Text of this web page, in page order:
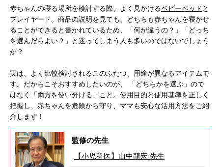
赤ちゃんの寝る場所を検討する際、よく見かけるベビーベッド と
プレイヤード。商品の説明を見ても、どちらも赤ちゃんを寝かせ
ることができると書かれているため、「何が違うの？」「どっち
を選んだらよい？」と迷ってしまう人も多いのではないでしょう
か？
実は、よく比較検討されるこのふたつ、用途が異なるアイテムで
す。だからこそおすすめしたいのが、 「どちらかを選ぶ」ので
はなく「両方を使い分ける」こと。使用目的と使用基準を正しく
把握し、赤ちゃんを危険から守り、ママも安心な活用方法をご紹
介します！
監修の先生
【小児科医】山中龍宏 先生